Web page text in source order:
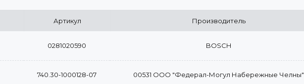
Артикул Производитель
0281020590 BOSCH
740.30-1000128-07 00531 ООО "Федерал-Могул Набережные Челны"